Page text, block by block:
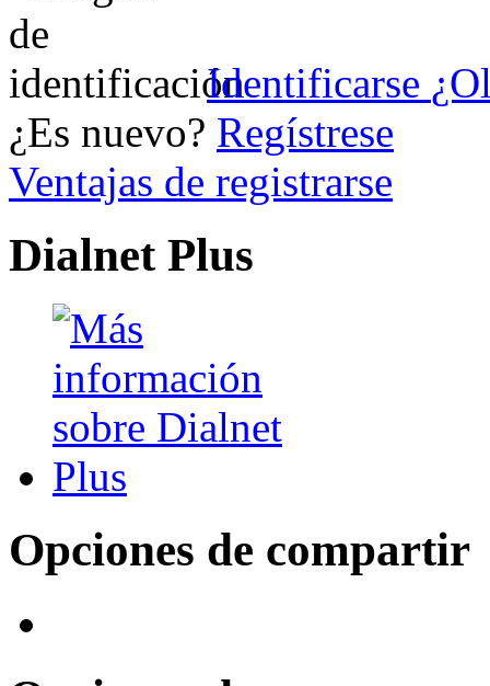
Identificarse
¿Es nuevo? Regístrese
Ventajas de registrarse
Dialnet Plus
Opciones de compartir